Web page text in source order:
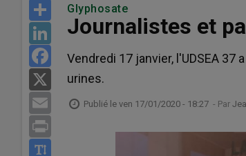
Share
LinkedIn
Facebook
Email
Glyphosate
Journalistes et
Vendredi 17 janvier, l'UDSEA
urines.
Publié le ven 17/01/2020 - 18:27 - Par